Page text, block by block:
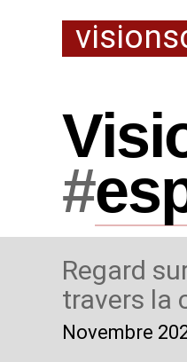
#
Regard
travers la
Novembre